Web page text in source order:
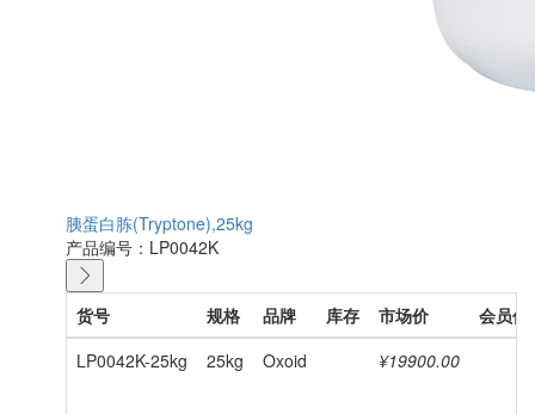
胰蛋白胨(Tryptone),25kg
产品编号：LP0042K
货号 规格 品牌 库存 市场价
会员价
LP0042K-25kg
25kg Oxoid ¥19900.00